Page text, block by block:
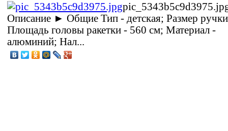
Описание ► Общие Тип - детская; Размер
Площадь головы ракетки - 560 см; Материал -
алюминий; Нал...